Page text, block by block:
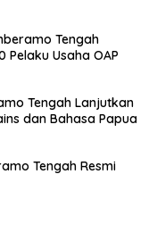
Tengah
Usaha OAP
Tengah Lanjutkan
dan Bahasa Papua
Tengah Resmi